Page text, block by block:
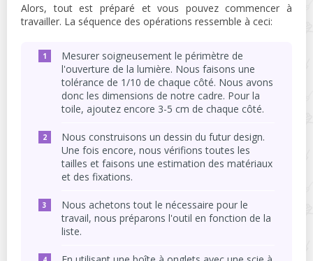
Alors, tout est préparé et vous pouvez commencer à
travailler. La séquence des opérations ressemble à ceci:
Mesurer soigneusement le périmètre de
l'ouverture de la lumière. Nous faisons une
tolérance de 1/10 de chaque côté. Nous avons
donc les dimensions de notre cadre. Pour la
toile, ajoutez encore 3-5 cm de chaque côté.
Nous construisons un dessin du futur design.
Une fois encore, nous vérifions toutes les
tailles et faisons une estimation des matériaux
et des fixations.
Nous achetons tout le nécessaire pour le
travail, nous préparons l'outil en fonction de la
liste.